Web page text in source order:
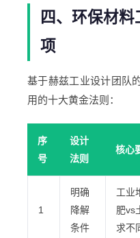
四、环保材
项
基于赫兹工业设计团队
用的十大黄金法则：
序
号
设计
法则
核心
1
明确
降解
条件
工业
肥vs
求不